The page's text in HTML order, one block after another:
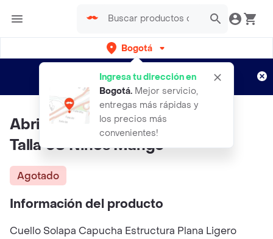
Bogotá
Ingresa tu dirección en
Bogotá. Mejor servicio,
entregas más rápidas y
los precios más
convenientes!
envíos gratis por semanas
Aplican TyC
Abrigo Anorak Fernando Khaki
Talla 08 Niños Mango
Agotado
Información del producto
Cuello Solapa Capucha Estructura Plana Ligero